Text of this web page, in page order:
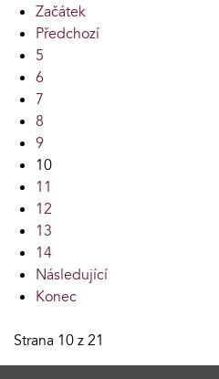
Začátek
Předchozí
5
6
7
8
9
10
11
12
13
14
Následující
Konec
Strana 10 z 21